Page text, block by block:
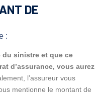
DE
:
du sinistre et que ce
d’assurance, vous aurez
l’assureur vous
mentionne le montant de